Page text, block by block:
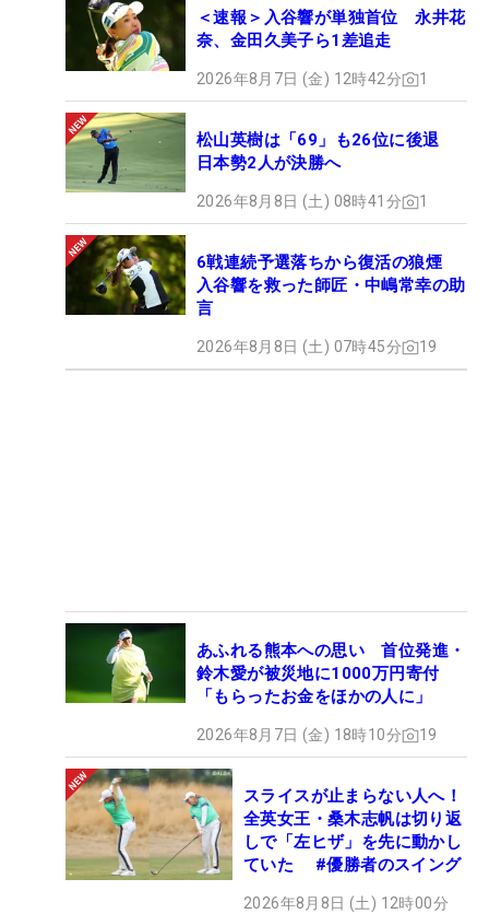
＜速報＞入谷響が単独首位 永井花
奈、金田久美子ら1差追走
2026年8月7日 (金) 12時42分 1
松山英樹は「69」も26位に後退
日本勢2人が決勝へ
2026年8月8日 (土) 08時41分 1
6戦連続予選落ちから復活の狼煙
入谷響を救った師匠・中嶋常幸の助
言
2026年8月8日 (土) 07時45分 19
あふれる熊本への思い 首位発進・
鈴木愛が被災地に1000万円寄付
「もらったお金をほかの人に」
2026年8月7日 (金) 18時10分 19
スライスが止まらない人へ！
全英女王・桑木志帆は切り返
しで「左ヒザ」を先に動かし
ていた #優勝者のスイング
2026年8月8日 (土) 12時00分